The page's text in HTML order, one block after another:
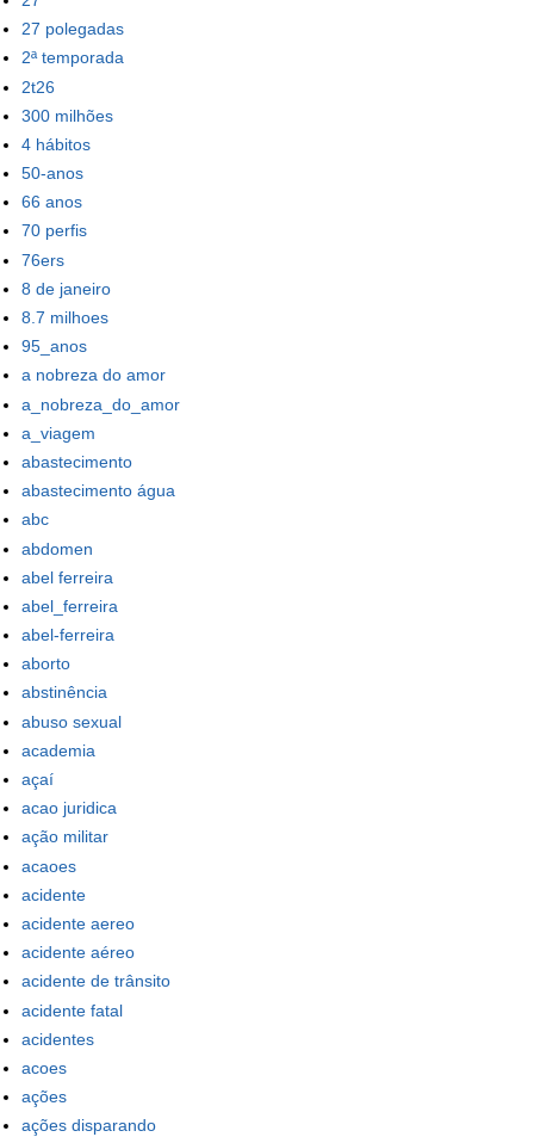
27 polegadas
2ª temporada
2t26
300 milhões
4 hábitos
50-anos
66 anos
70 perfis
76ers
8 de janeiro
8.7 milhoes
95_anos
a nobreza do amor
a_nobreza_do_amor
a_viagem
abastecimento
abastecimento água
abc
abdomen
abel ferreira
abel_ferreira
abel-ferreira
aborto
abstinência
abuso sexual
academia
açaí
acao juridica
ação militar
acaoes
acidente
acidente aereo
acidente aéreo
acidente de trânsito
acidente fatal
acidentes
acoes
ações
ações disparando